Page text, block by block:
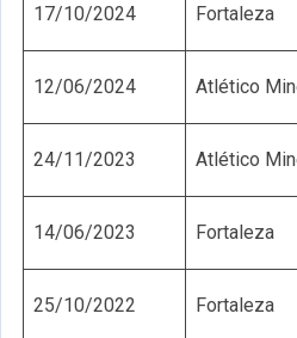
17/10/2024 Fortaleza
12/06/2024 Atlético
24/11/2023 Atlético
14/06/2023 Fortaleza
25/10/2022 Fortaleza